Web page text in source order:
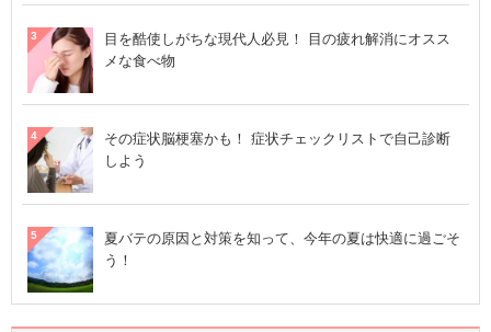
目を酷使しがちな現代人必見！ 目の疲れ解消にオスス
メな食べ物
その症状脳梗塞かも！ 症状チェックリストで自己診断
しよう
夏バテの原因と対策を知って、今年の夏は快適に過ごそ
う！